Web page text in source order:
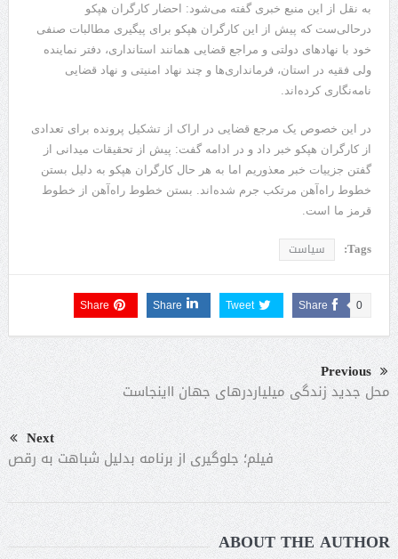
به نقل از این منبع خبری گفته می‌شود: احضار کارگران هپکو
درحالی‌ست که پیش از این کارگران هپکو برای پیگیری مطالبات صنفی
خود با نهادهای دولتی و مراجع قضایی همانند استانداری، دفتر نماینده
ولی فقیه در استان، فرمانداری‌ها و چند نهاد امنیتی و نهاد قضایی
نامه‌نگاری کرده‌اند.
در این خصوص یک مرجع قضایی در اراک از تشکیل پرونده برای تعدادی
از کارگران هپکو خبر داد و در ادامه گفت: پیش از تحقیقات میدانی از
گفتن جزییات خبر معذوریم اما به هر حال کارگران هپکو به دلیل بستن
خطوط راه‌آهن مرتکب جرم شده‌اند. بستن خطوط راه‌آهن از خطوط
قرمز ما است.
Tags: سیاست
Share 0
Tweet
Share
Share
Previous
محل جدید زندگی میلیاردرهای جهان ااینجاست
Next
فیلم؛ جلوگیری از برنامه بدلیل شباهت به رقص
ABOUT THE AUTHOR